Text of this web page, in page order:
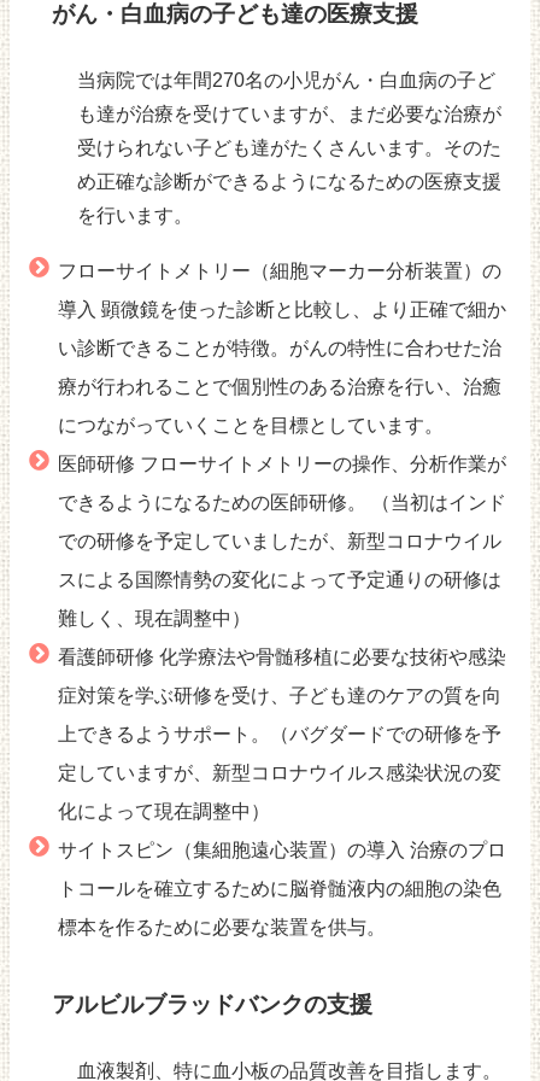
がん・白血病の子ども達の医療支援
当病院では年間270名の小児がん・白血病の子ど
も達が治療を受けていますが、まだ必要な治療が
受けられない子ども達がたくさんいます。そのた
め正確な診断ができるようになるための医療支援
を行います。
フローサイトメトリー（細胞マーカー分析装置）の
導入 顕微鏡を使った診断と比較し、より正確で細か
い診断できることが特徴。がんの特性に合わせた治
療が行われることで個別性のある治療を行い、治癒
につながっていくことを目標としています。
医師研修 フローサイトメトリーの操作、分析作業が
できるようになるための医師研修。 （当初はインド
での研修を予定していましたが、新型コロナウイル
スによる国際情勢の変化によって予定通りの研修は
難しく、現在調整中）
看護師研修 化学療法や骨髄移植に必要な技術や感染
症対策を学ぶ研修を受け、子ども達のケアの質を向
上できるようサポート。（バグダードでの研修を予
定していますが、新型コロナウイルス感染状況の変
化によって現在調整中）
サイトスピン（集細胞遠心装置）の導入 治療のプロ
トコールを確立するために脳脊髄液内の細胞の染色
標本を作るために必要な装置を供与。
アルビルブラッドバンクの支援
血液製剤、特に血小板の品質改善を目指します。